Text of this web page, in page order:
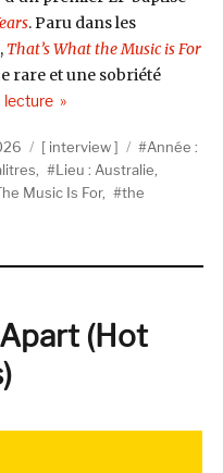
. Paru dans les
That’s What the Music is For
rare et une sobriété
lecturede « The Apartments, le
Catégories
interview Étiquettes
Année :
Lieu : Australie
Music Is For,
the
(Hot